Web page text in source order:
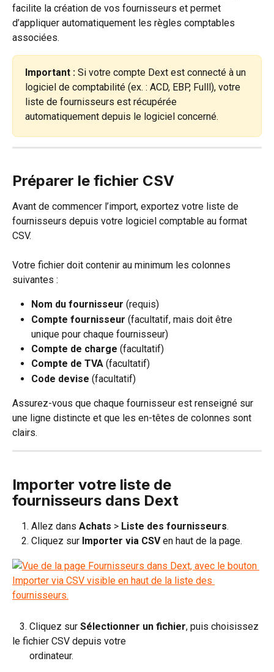
facilite la création de vos fournisseurs et permet
d’appliquer automatiquement les règles comptables
associées.
Important : Si votre compte Dext est connecté à un
logiciel de comptabilité (ex. : ACD, EBP, Fulll), votre
liste de fournisseurs est récupérée
automatiquement depuis le logiciel concerné.
Préparer le fichier CSV
Avant de commencer l’import, exportez votre liste de
fournisseurs depuis votre logiciel comptable au format
CSV.
Votre fichier doit contenir au minimum les colonnes
suivantes :
Nom du fournisseur (requis)
Compte fournisseur (facultatif, mais doit être
unique pour chaque fournisseur)
Compte de charge (facultatif)
Compte de TVA (facultatif)
Code devise (facultatif)
Assurez-vous que chaque fournisseur est renseigné sur
une ligne distincte et que les en-têtes de colonnes sont
clairs.
Importer votre liste de
fournisseurs dans Dext
Allez dans Achats > Liste des fournisseurs.
Cliquez sur Importer via CSV en haut de la page.
   3. Cliquez sur
Sélectionner un fichier, puis choisissez
le fichier CSV depuis votre
       ordinateur.